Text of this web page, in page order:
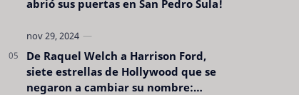
abrió sus puertas en San Pedro Sula!
De Raquel Welch a Harrison Ford,
siete estrellas de Hollywood que se
negaron a cambiar su nombre: